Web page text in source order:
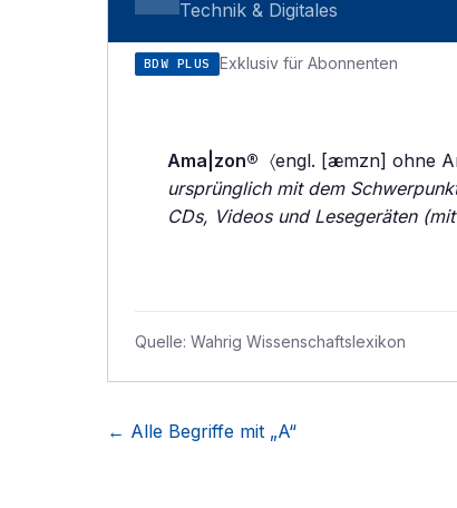
Technik & Digitales
BDW PLUS Exklusiv für Abonnenten
Ama|zon® 〈engl. [æmzn] ohne
ursprünglich mit dem
CDs, Videos und Lesegeräten
Quelle: Wahrig Wissenschaftslexikon
← Alle Begriffe mit „A“